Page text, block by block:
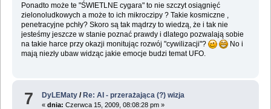
Ponadto może te "ŚWIETLNE cygara" to nie szczyt osiągnięć
zielonoludkowych a może to ich mikroczipy ? Takie kosmiczne ,
penetracyjne pchły? Skoro są tak mądrzy to wiedzą, że i tak nie
jesteśmy jeszcze w stanie poznać prawdy i dlatego pozwalają sobie
na takie harce przy okazji monitując rozwój "cywilizacji"?
No i
mają niezły ubaw widząc jakie emocje budzi temat UFO.
7 DyLEMaty / Re: AI - przerażająca (?) wizja
«dnia: Czerwca 15, 2009, 08:08:28 pm »